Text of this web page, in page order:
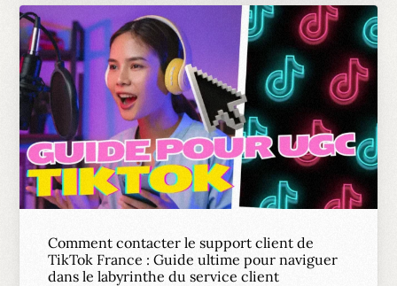
Comment contacter le support client de
TikTok France : Guide ultime pour naviguer
dans le labyrinthe du service client